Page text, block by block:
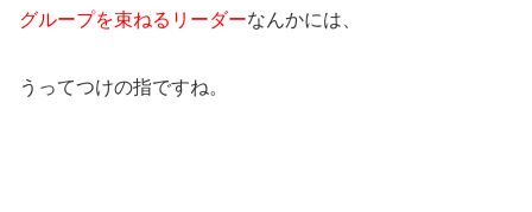
グループを束ねるリーダーなんかには、
うってつけの指ですね。